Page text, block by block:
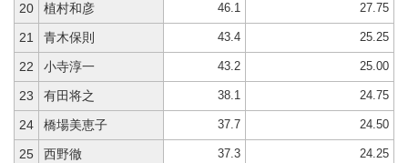
20 植村和彦 46.1 27.75
21 青木保則 43.4 25.25
22 小寺淳一 43.2 25.00
23 有田将之 38.1 24.75
24 橋場美恵子 37.7 24.50
25 西野徹 37.3 24.25